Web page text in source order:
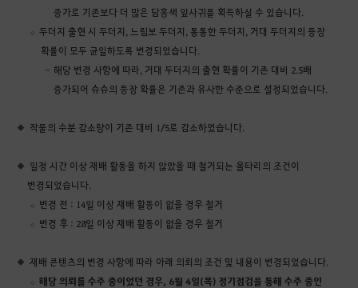
증가로 기존보다 더 많은 담홍색 잎사귀를 획득하실 수 있습니다.
두더지 출현 시 두더지, 느림보 두더지, 통통한 두더지, 거대 두더지의 등장
확률이 모두 균일하도록 변경되었습니다.
해당 변경 사항에 따라, 거대 두더지의 출현 확률이 기존 대비 2.5배
증가되어 슈슈의 등장 확률은 기존과 유사한 수준으로 설정되었습니다.
작물의 수분 감소량이 기존 대비 1/5로 감소하였습니다.
일정 시간 이상 재배 활동을 하지 않았을 때 철거되는 울타리의 조건이
변경되었습니다.
변경 전 : 14일 이상 재배 활동이 없을 경우 철거
변경 후 : 28일 이상 재배 활동이 없을 경우 철거
재배 콘텐츠의 변경 사항에 따라 아래 의뢰의 조건 및 내용이 변경되었습니다.
해당 의뢰를 수주 중이었던 경우, 6월 4일(목) 정기점검을 통해 수주 중인